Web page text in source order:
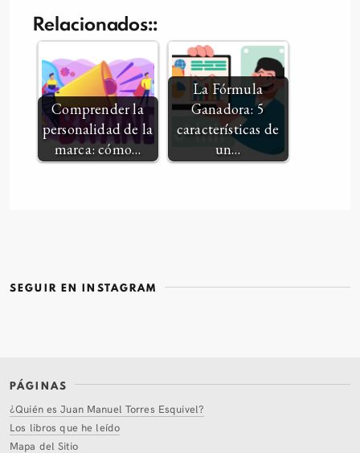
Relacionados::
Comprender la
personalidad de la
marca: cómo…
La Fórmula
Ganadora: 5
características de
un…
SEGUIR EN INSTAGRAM
PÁGINAS
¿Quién es Juan Manuel Torres Esquivel?
Los libros que he leído
Mapa del Sitio